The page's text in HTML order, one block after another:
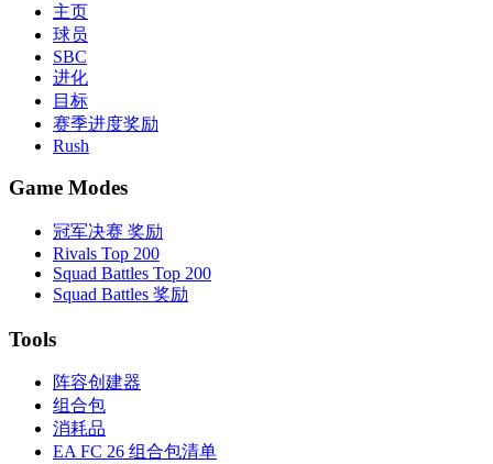
主页
球员
SBC
进化
目标
赛季进度奖励
Rush
Game Modes
冠军决赛 奖励
Rivals Top 200
Squad Battles Top 200
Squad Battles 奖励
Tools
阵容创建器
组合包
消耗品
EA FC 26 组合包清单